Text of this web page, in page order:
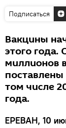
Подписаться
Вакцины
этого года.
миллионов
том числе
года.
ЕРЕВАН, 10